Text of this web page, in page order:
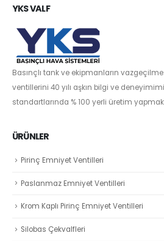
YKS VALF
Basınçlı tank ve ekipmanların
ventillerini 40 yılı aşkın bilgi ve
standartlarında % 100 yerli üretim
ÜRÜNLER
Pirinç Emniyet Ventilleri
Paslanmaz Emniyet Ventilleri
Krom Kaplı Pirinç Emniyet Ventilleri
Silobas Çekvalfleri